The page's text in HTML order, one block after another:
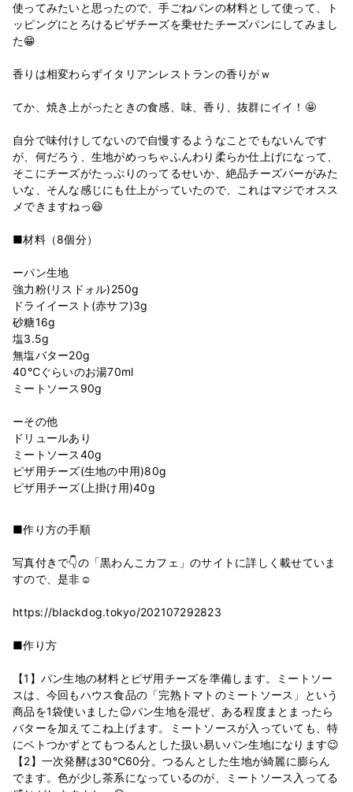
使ってみたいと思ったので、手ごねパンの材料として使って、ト
ッピングにとろけるピザチーズを乗せたチーズパンにしてみまし
た😁
香りは相変わらずイタリアンレストランの香りがｗ
てか、焼き上がったときの食感、味、香り、抜群にイイ！🤩
自分で味付けしてないので自慢するようなことでもないんです
が、何だろう、生地がめっちゃふんわり柔らか仕上げになって、
そこにチーズがたっぷりのってるせいか、絶品チーズバーがみた
いな、そんな感じにも仕上がっていたので、これはマジでオスス
メできますねっ😆
■材料（8個分）
ーパン生地
強力粉(リスドォル)250g
ドライイースト(赤サフ)3g
砂糖16g
塩3.5g
無塩バター20g
40℃ぐらいのお湯70ml
ミートソース90g
ーその他
ドリュールあり
ミートソース40g
ピザ用チーズ(生地の中用)80g
■作り方の手順
写真付きで👇の「黒わんこカフェ」のサイトに詳しく載せていま
すので、是非☺️
https://blackdog.tokyo/202107292823
■作り方
【1】パン生地の材料とピザ用チーズを準備します。ミートソー
スは、今回もハウス食品の「完熟トマトのミートソース」という
商品を1袋使いました😉パン生地を混ぜ、ある程度まとまったら
バターを加えてこね上げます。ミートソースが入っていても、特
にベトつかずとてもつるんとした扱い易いパン生地になります😉
【2】一次発酵は30℃60分。つるんとした生地が綺麗に膨らん
でます。色が少し茶系になっているのが、ミートソース入ってる